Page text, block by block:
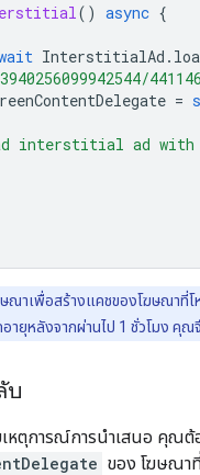
() async {
InterstitialAd .
=
interstitial ad
ษณาเพื่อสร้างแคชของโฆษณาที่
ายุหลังจากผ่านไป 1 ชั่วโมง คุ
บ
เหตุการณ์การนำเสนอ คุณ
ของ โฆษณา